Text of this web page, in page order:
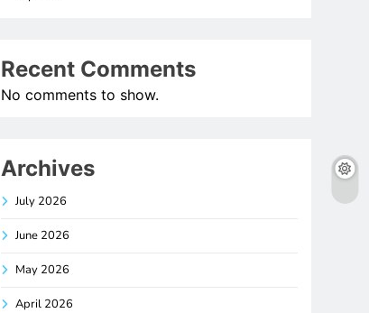
Recent Comments
No comments to show.
Archives
July 2026
June 2026
May 2026
April 2026